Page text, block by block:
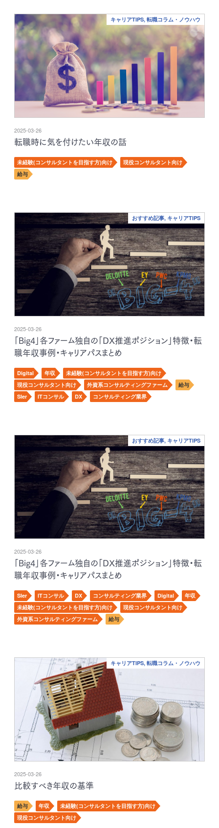
キャリアTIPS, 転職コラム・ノウハウ
2025-03-26
転職時に気を付けたい年収の話
未経験(コンサルタントを目指す方)向け
現役コンサルタント向け
給与
おすすめ記事, キャリアTIPS
2025-03-26
「Big4」各ファーム独自の「DX推進ポジション」特徴・転
職年収事例・キャリアパスまとめ
Digital 年収
未経験(コンサルタントを目指す方)向け
現役コンサルタント向け
外資系コンサルティングファーム
給与
SIer
ITコンサル DX コンサルティング業界
おすすめ記事, キャリアTIPS
2025-03-26
「Big4」各ファーム独自の「DX推進ポジション」特徴・転
職年収事例・キャリアパスまとめ
SIer ITコンサル DX コンサルティング業界 Digital
年収
未経験(コンサルタントを目指す方)向け
現役コンサルタント向け
外資系コンサルティングファーム
給与
キャリアTIPS, 転職コラム・ノウハウ
2025-03-26
比較すべき年収の基準
給与 年収
未経験(コンサルタントを目指す方)向け
現役コンサルタント向け